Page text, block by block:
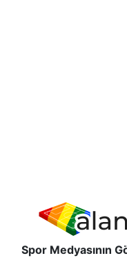
Spor Medyasının